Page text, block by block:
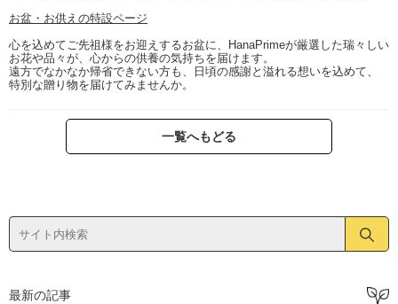
お盆・お供えの特設ページ
心を込めてご先祖様をお迎えするお盆に、HanaPrimeが厳選した瑞々しい
お花や品々が、心からの供養の気持ちを届けます。
遠方でなかなか帰省できない方も、日頃の感謝と溢れる想いを込めて、
特別な贈り物を届けてみませんか。
一覧へもどる
最新の記事